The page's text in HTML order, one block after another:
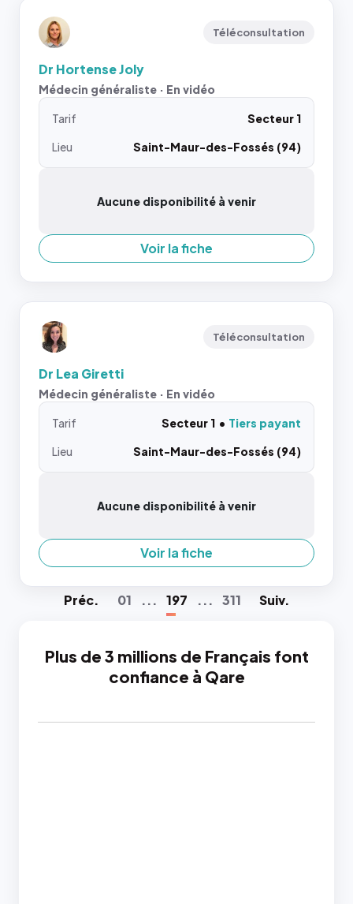
Téléconsultation
Dr Hortense Joly
Médecin généraliste · En vidéo
Tarif
Secteur 1
Lieu
Saint-Maur-des-Fossés (94)
Aucune disponibilité à venir
Voir la fiche
Téléconsultation
Dr Lea Giretti
Médecin généraliste · En vidéo
Tarif Secteur 1
Tiers payant
Lieu
Saint-Maur-des-Fossés (94)
Aucune disponibilité à venir
Voir la fiche
Préc. 01 ... 197 ... 311 Suiv.
Plus de 3 millions de Français font
confiance à Qare